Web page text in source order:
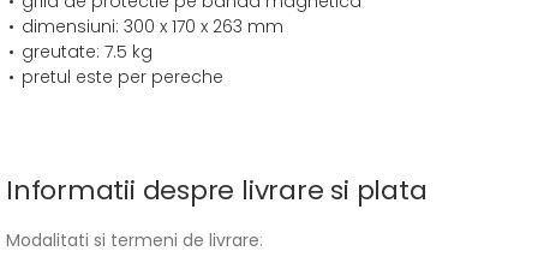
dimensiuni: 300 x 170 x 263 mm
greutate: 7.5 kg
pretul este per pereche
Informatii despre livrare si plata
Modalitati si termeni de livrare: